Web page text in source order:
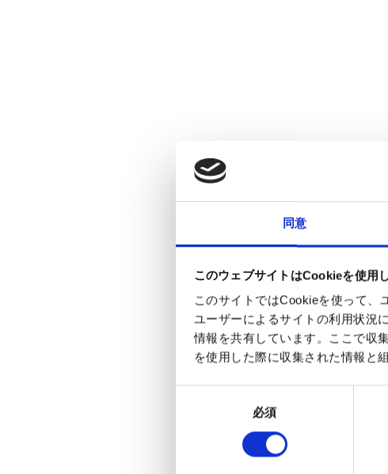
同意
このウェブサイトはCookieを使用
このサイトではCookieを使って、
ユーザーによるサイトの利用状況
情報を共有しています。ここで収
を使用した際に収集された情報と
必須